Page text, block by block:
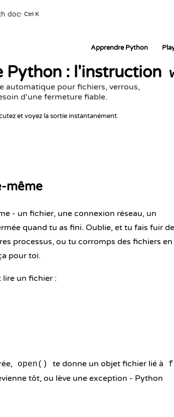
Ctrl K
Apprendre Python
Python : l'instruction
automatique pour fichiers, verrous,
d'une fermeture fiable.
et voyez la sortie instantanément.
même
- un fichier, une connexion réseau, un
quand tu as fini. Oublie, et tu fais fuir
processus, ou tu corromps des fichiers en
pour toi.
un fichier :
open() te donne un objet fichier lié à f
tôt, ou lève une exception - Python